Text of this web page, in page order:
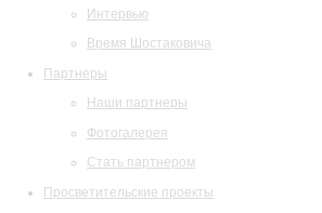
Интервью
Время Шостаковича
Партнеры
Наши партнеры
Фотогалерея
Стать партнером
Просветительские проекты